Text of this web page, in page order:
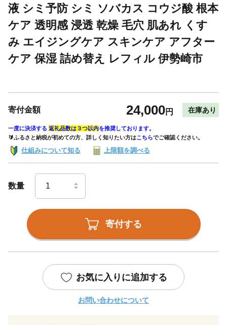
液 シミ予防 シミ ソバカス コウジ酸 根本
ケア 透明感 浸透 乾燥 毛穴 肌あれ くす
み エイジングケア スキンケア アフター
ケア 保湿 詰め替え レフィル 伊勢崎市
寄付金額 24,000円 在庫あり
一度に決済する 返礼品数は３つ以内を推奨しております。
🔰ふるさと納税が初めての方、詳しく知りたい方はこちらでご確認ください。
仕組みについて知る 上限額を調べる
数量
寄付する
お気に入りに追加する
お問い合わせについて